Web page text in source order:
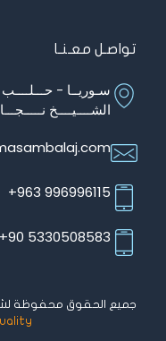
تواصـل معـنـا
سـوريــا - حـــلــــب
الشــــيــــخ
996996115 963+
5330508583 90+